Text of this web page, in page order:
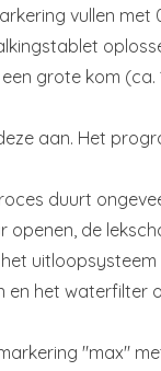
vullen
grote kom
aan. Het
duurt
openen, de
en het waterfilter
"max"